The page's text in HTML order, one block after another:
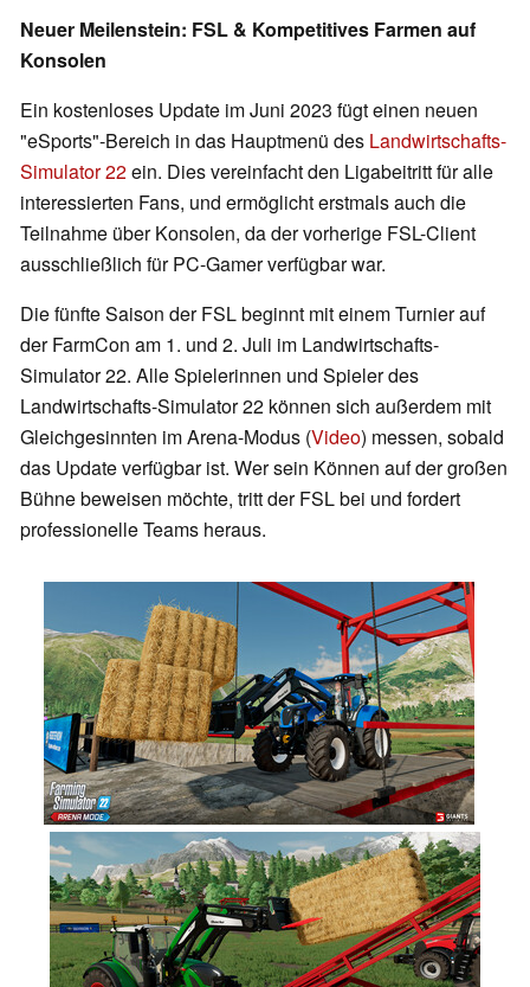
Neuer Meilenstein: FSL & Kompetitives Farmen auf
Konsolen
Ein kostenloses Update im Juni 2023 fügt einen neuen
"eSports"-Bereich in das Hauptmenü des Landwirtschafts-
Simulator 22ein. Dies vereinfacht den Ligabeitritt für alle
interessierten Fans, und ermöglicht erstmals auch die
Teilnahme über Konsolen, da der vorherige FSL-Client
ausschließlich für PC-Gamer verfügbar war.
Die fünfte Saison der FSL beginnt mit einem Turnier auf
der FarmCon am 1. und 2. Juli im Landwirtschafts-
Simulator 22. Alle Spielerinnen und Spieler des
Landwirtschafts-Simulator 22 können sich außerdem mit
Gleichgesinnten im Arena-Modus (Video) messen, sobald
das Update verfügbar ist. Wer sein Können auf der großen
Bühne beweisen möchte, tritt der FSL bei und fordert
professionelle Teams heraus.